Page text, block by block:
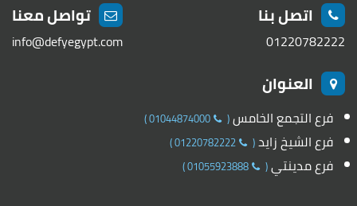
اتصل بنا
01220782222
تواصل معنا
info@defyegypt.com
العنوان
فرع التجمع الخامس(
01044874000
)
فرع الشيخ زايد(
01220782222
)
فرع مدينتي(
01055923888
)